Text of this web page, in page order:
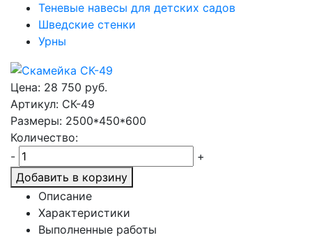
Теневые навесы для детских садов
Шведские стенки
Урны
Цена: 28 750 руб.
Артикул: СК-49
Размеры: 2500*450*600
Количество:
-
+
Добавить в корзину
Описание
Характеристики
Выполненные работы